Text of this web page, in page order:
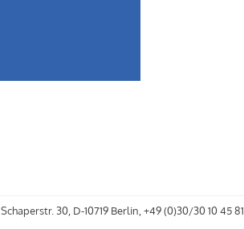
, Schaperstr. 30, D-10719 Berlin, +49 (0)30/30 10 45 81,